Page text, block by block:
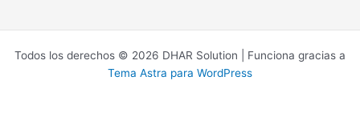
Todos los derechos © 2026 DHAR Solution | Funciona gracias a
Tema Astra para WordPress